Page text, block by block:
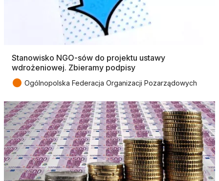
Stanowisko NGO-sów do projektu ustawy
wdrożeniowej. Zbieramy podpisy
● Ogólnopolska Federacja Organizacji Pozarządowych